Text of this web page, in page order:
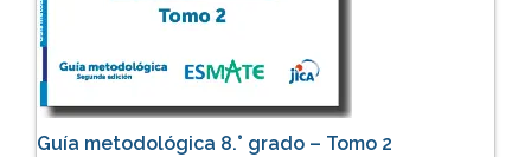
Guía metodológica 8.° grado – Tomo 2